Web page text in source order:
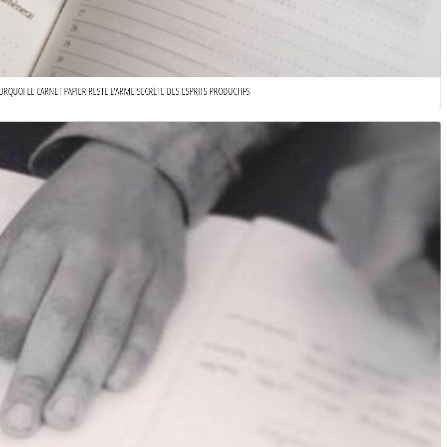
LE CARNET PAPIER RESTE L’ARME SECRÈTE DES ESPRITS PRODUCTIFS